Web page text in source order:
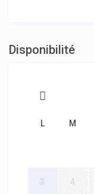
Disponibilité
L M
3 4